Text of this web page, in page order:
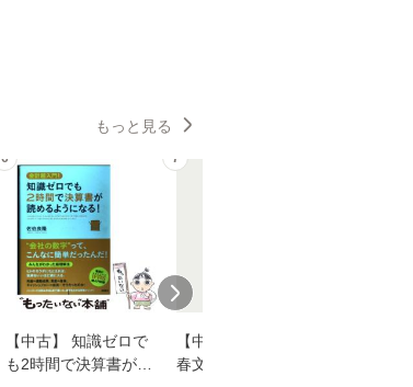
もっと見る
6
【中古】 知識ゼロで
も2時間で決算書が読
7
【中古】 予知夢 （文
春文庫） / 東野 圭吾 /